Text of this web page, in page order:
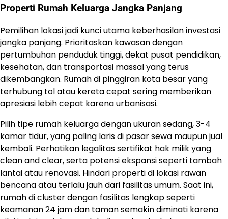
Properti Rumah Keluarga Jangka Panjang
Pemilihan lokasi jadi kunci utama keberhasilan investasi
jangka panjang. Prioritaskan kawasan dengan
pertumbuhan penduduk tinggi, dekat pusat pendidikan,
kesehatan, dan transportasi massal yang terus
dikembangkan. Rumah di pinggiran kota besar yang
terhubung tol atau kereta cepat sering memberikan
apresiasi lebih cepat karena urbanisasi.
Pilih tipe rumah keluarga dengan ukuran sedang, 3-4
kamar tidur, yang paling laris di pasar sewa maupun jual
kembali. Perhatikan legalitas sertifikat hak milik yang
clean and clear, serta potensi ekspansi seperti tambah
lantai atau renovasi. Hindari properti di lokasi rawan
bencana atau terlalu jauh dari fasilitas umum. Saat ini,
rumah di cluster dengan fasilitas lengkap seperti
keamanan 24 jam dan taman semakin diminati karena